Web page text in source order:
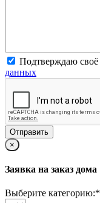
Подтверждаю своё
данных
×
Заявка на заказ дома
Выберите категорию:*